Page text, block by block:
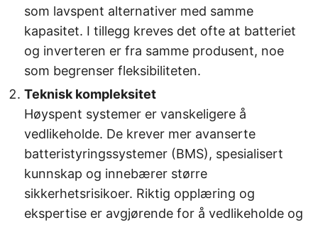
som lavspent alternativer med samme
kapasitet. I tillegg kreves det ofte at batteriet
og inverteren er fra samme produsent, noe
som begrenser fleksibiliteten.
Teknisk kompleksitet
Høyspent systemer er vanskeligere å
vedlikeholde. De krever mer avanserte
batteristyringssystemer (BMS), spesialisert
kunnskap og innebærer større
sikkerhetsrisikoer. Riktig opplæring og
ekspertise er avgjørende for å vedlikeholde og